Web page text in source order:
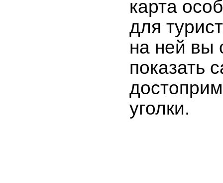
карта
для
на ней вы
показать
уголки.